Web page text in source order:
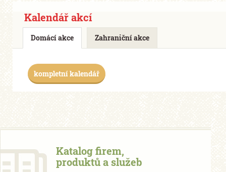
Kalendář akcí
Domácí akce Zahraniční akce
kompletní kalendář
Katalog firem,
produktů a služeb